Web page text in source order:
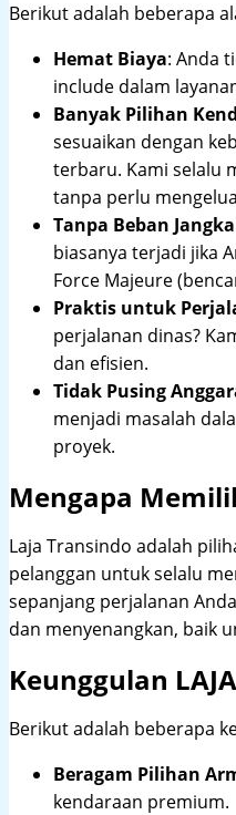
Berikut adalah beberapa
Hemat Biaya: Anda
include dalam
Banyak Pilihan
sesuaikan dengan
terbaru. Kami selalu
tanpa perlu
Tanpa Beban
biasanya terjadi jika
Force Majeure
Praktis untuk
perjalanan dinas?
dan efisien.
Tidak Pusing
menjadi masalah
proyek.
Mengapa
Laja Transindo adalah
pelanggan untuk selalu
sepanjang perjalanan
dan menyenangkan, baik
Keunggulan
Berikut adalah beberapa
Beragam Pilihan
kendaraan premium.